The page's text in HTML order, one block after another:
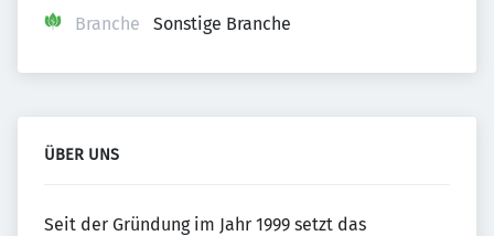
Branche
Sonstige Branche
ÜBER UNS
Seit der Gründung im Jahr 1999 setzt das